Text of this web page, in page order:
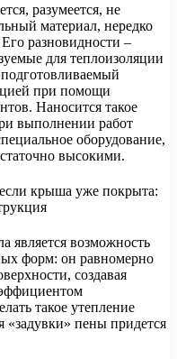
разумеется, не
материал, нередко
разновидности –
для теплоизоляции
при помощи
Наносится такое
выполнении работ
оборудование,
высокими.
является возможность
форм: он равномерно
создавая
такое утепление
«задувки» пены придется